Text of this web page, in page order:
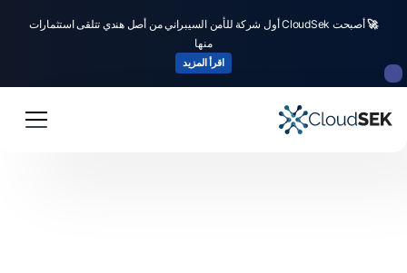
🚀
أصبحت CloudSek أول شركة للأمن السيبراني من أصل هندي تتلقى استثمارات
منها
اقرأ المزيد